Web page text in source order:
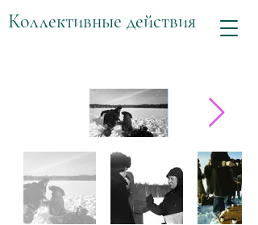
Коллективные действия